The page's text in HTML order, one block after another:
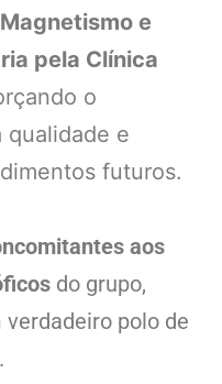
e
pela Clínica
o
qualidade e
futuros.
aos
do grupo,
verdadeiro polo de